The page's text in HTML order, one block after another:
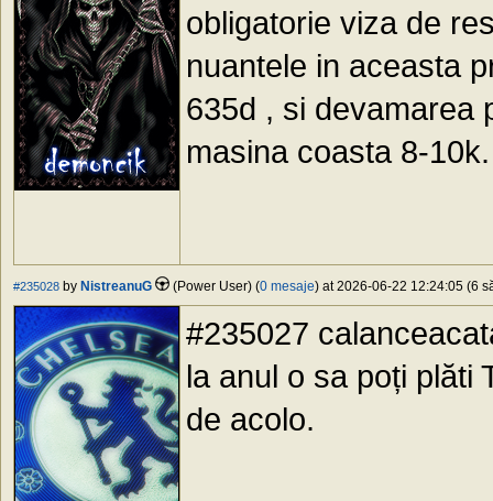
obligatorie viza de
nuantele in aceasta
635d , si devamarea
masina coasta 8-
#235028 by NistreanuG (Power User) (0 mesaje) at 2026-06-22 12:24:05 (6
#235027
la anul o sa poți plăti
de acolo.